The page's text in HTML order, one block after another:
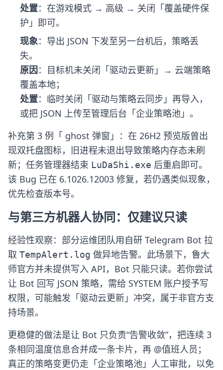
处置：在游戏模式 → 高级 → 关闭「覆盖硬件保
护」即可。
现象：导出 JSON 下发至另一台机后，策略丢
失。
原因：目标机未关闭「驱动云更新」→ 云端策略
覆盖本地；
处置：临时关闭「驱动与策略云同步」再导入，
或把 JSON 上传至管理后台「企业策略池」。
补充第 3 例「 ghost 弹窗」：在 26H2 预览版曾出
现双托盘图标，旧进程未退出导致策略内存态未刷
新；任务管理器结束 LuDaShi.exe 后重启即可。
该 Bug 已在 6.1026.12003 修复，若仍遇类似现象，
优先检查版本号。
与第三方机器人协同：仅建议只读
经验性观察：部分运维团队用自研 Telegram Bot 拉
取 TempAlert.log 做异地告警。此场景下，鲁大
师官方并未提供写入 API，Bot 只能只读。若你尝试
让 Bot 回写 JSON 策略，需给 SYSTEM 账户授予写
权限，可能触发「驱动云更新」冲突，属于非官方支
持场景。
更稳健的做法是让 Bot 只负责“告警收敛”，把连续 3
条相同温度信息合并成一条卡片，再 @值班人员；
真正的策略变更仍走「企业策略池」人工审批，以免